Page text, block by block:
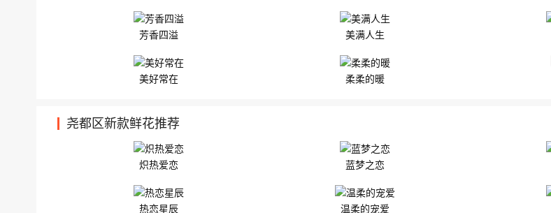
芳香四溢 美满人生
美好常在 柔柔的暖
尧都区新款鲜花推荐
炽热爱恋 蓝梦之恋
热恋星辰 温柔的宠爱